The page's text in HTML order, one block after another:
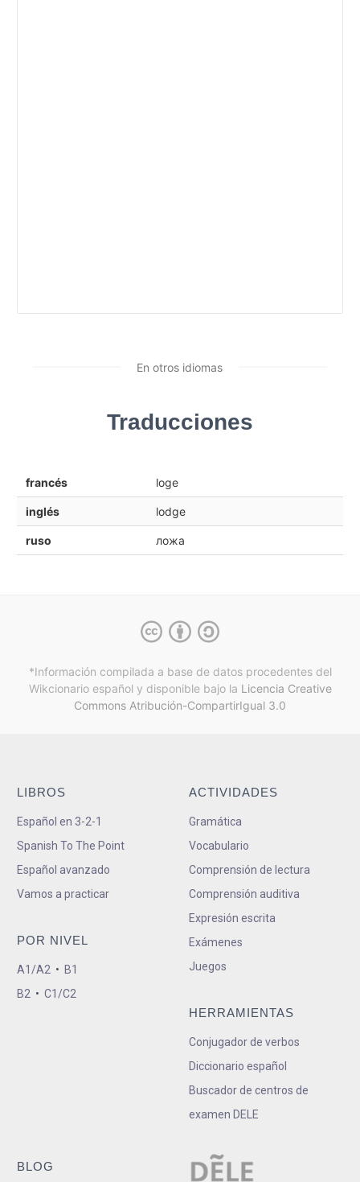
En otros idiomas
Traducciones
francés loge
inglés lodge
ruso ложа
*Información compilada a base de datos procedentes del
Wikcionario español y disponible bajo la Licencia Creative
Commons Atribución-CompartirIgual 3.0
LIBROS
Español en 3-2-1
Spanish To The Point
Español avanzado
Vamos a practicar
POR NIVEL
A1/A2 • B1
B2 • C1/C2
ACTIVIDADES
Gramática
Vocabulario
Comprensión de lectura
Comprensión auditiva
Expresión escrita
Exámenes
Juegos
HERRAMIENTAS
Conjugador de verbos
Diccionario español
Buscador de centros de
examen DELE
BLOG